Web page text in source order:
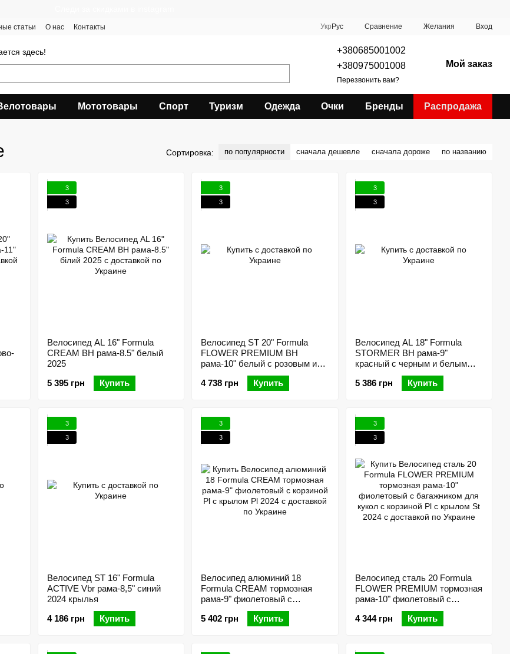
статьи О нас Контакты Укр Рус Сравнение Желания Вход
здесь!
+380685001002
+380975001008
Перезвонить вам?
Мой заказ
Мототовары Спорт Туризм Одежда Очки Бренды Распродажа
Сортировка: по популярности сначала дешевле сначала дороже по названию
3
3
Велосипед AL 16" Formula
CREAM BH рама-8.5" белый
2025
5 395 грн
Купить
3
3
Велосипед ST 20" Formula
FLOWER PREMIUM BH
рама-10" белый с розовым и
бирюзовым 2025
4 738 грн
Купить
3
3
Велосипед AL 18" Formula
STORMER BH рама-9"
красный с черным и белым
5 386 грн
Купить
3
3
Велосипед ST 16" Formula
ACTIVE Vbr рама-8,5" синий
2024 крылья
4 186 грн
Купить
3
3
Велосипед алюминий 18
Formula CREAM тормозная
рама-9" фиолетовый с
корзиной Pl с крылом Pl 2024
5 402 грн
Купить
3
3
Велосипед сталь 20 Formula
FLOWER PREMIUM тормозная
рама-10" фиолетовый с
багажником для кукол с
корзиной Pl с крылом St 2024
4 344 грн Купить